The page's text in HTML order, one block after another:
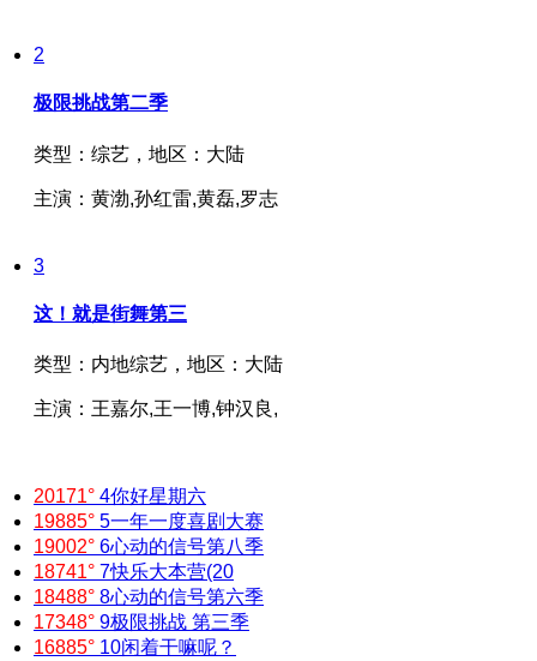
2
极限挑战第二季
类型： 综艺， 地区： 大陆
主演： 黄渤,孙红雷,黄磊,罗志
3
这！就是街舞第三
类型： 内地综艺， 地区： 大陆
主演： 王嘉尔,王一博,钟汉良,
20171° 4你好星期六
19885° 5一年一度喜剧大赛
19002° 6心动的信号第八季
18741° 7快乐大本营(20
18488° 8心动的信号第六季
17348° 9极限挑战 第三季
16885° 10闲着干嘛呢？